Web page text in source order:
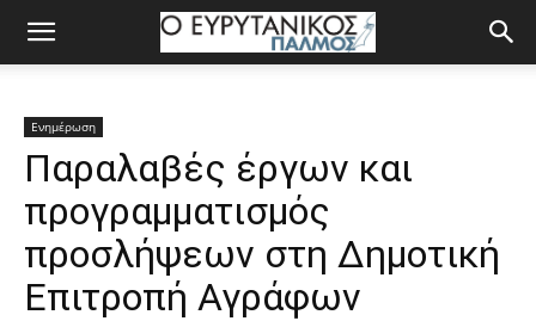
Ενημέρωση
Παραλαβές έργων και
προγραμματισμός
προσλήψεων στη Δημοτική
Επιτροπή Αγράφων